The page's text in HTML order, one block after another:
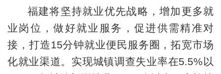
福建将坚持就业优先战略，增加更多就
业岗位，做好就业服务，促进供需精准对
接，打造15分钟就业便民服务圈，拓宽市场
化就业渠道。实现城镇调查失业率在5.5%以